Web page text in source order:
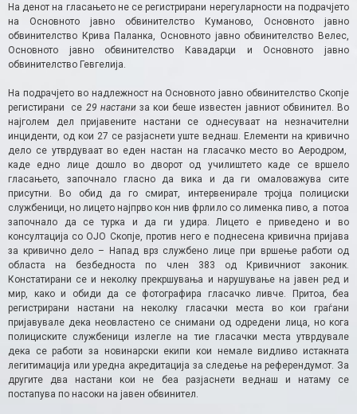
На денот на гласањето не се регистрирани нерегуларности на подрачјето
на Основното јавно обвинителство Куманово, Основното јавно
обвинителство Крива Паланка, Основното јавно обвинителство Велес,
Основното јавно обвинителство Кавадарци и Основното јавно
обвинителство Гевгелија.
На подрачјето во надлежност на Основното јавно обвинителство Скопје
регистирани се 29 настаниза кои беше известен јавниот обвинител. Во
најголем дел пријавените настани се однесуваат на незначителни
инциденти, од кои 27 се разјаснети уште веднаш. Елементи на кривично
дело се утврдуваат во еден настан на гласачко место во Аеродром,
каде едно лице дошло во дворот од училиштето каде се вршело
гласањето, започнало гласно да вика и да ги омаловажува сите
присутни. Во обид да го смират, интервенирале тројца полициски
службеници, но лицето најпрво кон нив фрлило со лименка пиво, а потоа
започнало да се турка и да ги удира. Лицето е приведено и во
консултација со ОЈО Скопје, против него е поднесена кривична пријава
за кривично дело – Напад врз службено лице при вршење работи од
областа на безбедноста по член 383 од Кривичниот законик.
Констатирани се и неколку прекршувања и нарушување на јавен ред и
мир, како и обиди да се фотографира гласачко ливче. Притоа, беа
регистрирани настани на неколку гласачки места во кои граѓани
пријавувале дека неовластено се снимани од одредени лица, но кога
полициските службеници излегле на тие гласачки места утврдувале
дека се работи за новинарски екипи кои немале видливо истакната
легитимација или уредна акредитација за следење на референдумот. За
другите два настани кои не беа разјаснети веднаш и натаму се
постапува по насоки на јавен обвинител.